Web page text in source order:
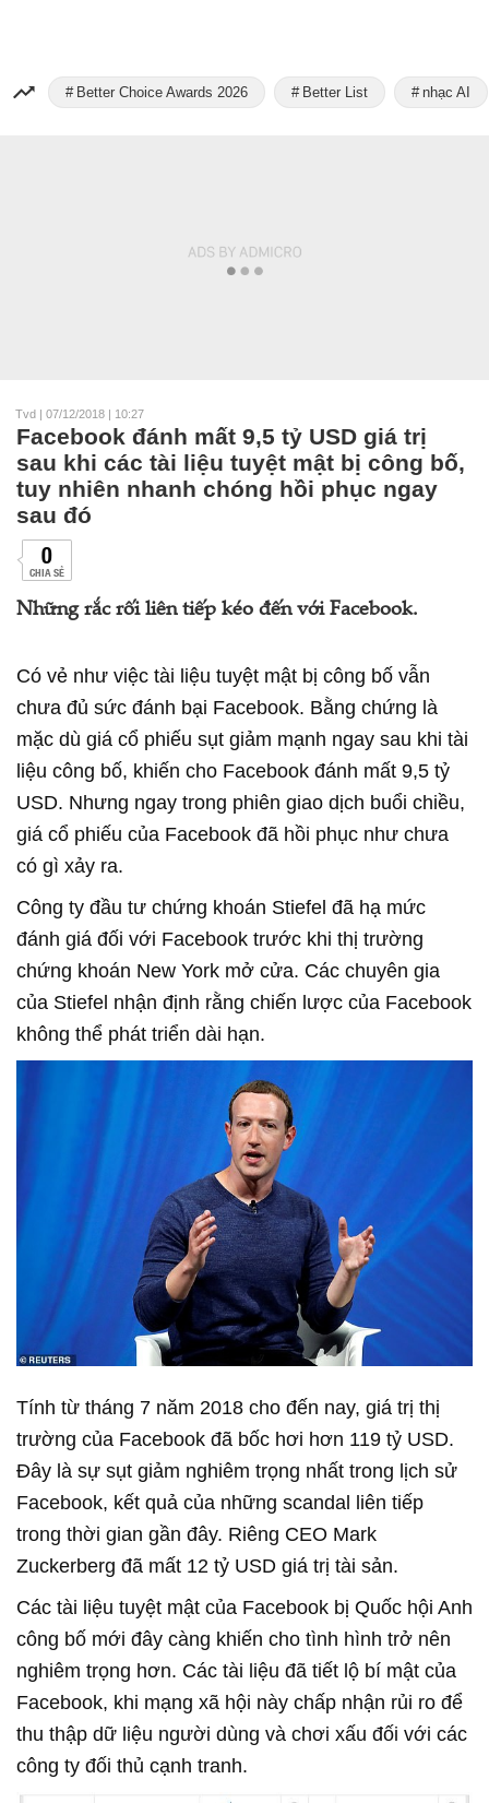
Better Choice Awards 2026 Better List nhạc AI
Tvd | 07/12/2018 | 10:27
Facebook đánh mất 9,5 tỷ USD giá trị
sau khi các tài liệu tuyệt mật bị công bố,
tuy nhiên nhanh chóng hồi phục ngay
sau đó
0
CHIA SẺ
Những rắc rối liên tiếp kéo đến với Facebook.
Có vẻ như việc tài liệu tuyệt mật bị công bố vẫn
chưa đủ sức đánh bại Facebook. Bằng chứng là
mặc dù giá cổ phiếu sụt giảm mạnh ngay sau khi tài
liệu công bố, khiến cho Facebook đánh mất 9,5 tỷ
USD. Nhưng ngay trong phiên giao dịch buổi chiều,
giá cổ phiếu của Facebook đã hồi phục như chưa
có gì xảy ra.
Công ty đầu tư chứng khoán Stiefel đã hạ mức
đánh giá đối với Facebook trước khi thị trường
chứng khoán New York mở cửa. Các chuyên gia
của Stiefel nhận định rằng chiến lược của Facebook
không thể phát triển dài hạn.
Tính từ tháng 7 năm 2018 cho đến nay, giá trị thị
trường của Facebook đã bốc hơi hơn 119 tỷ USD.
Đây là sự sụt giảm nghiêm trọng nhất trong lịch sử
Facebook, kết quả của những scandal liên tiếp
trong thời gian gần đây. Riêng CEO Mark
Zuckerberg đã mất 12 tỷ USD giá trị tài sản.
Các tài liệu tuyệt mật của Facebook bị Quốc hội Anh
công bố mới đây càng khiến cho tình hình trở nên
nghiêm trọng hơn. Các tài liệu đã tiết lộ bí mật của
Facebook, khi mạng xã hội này chấp nhận rủi ro để
thu thập dữ liệu người dùng và chơi xấu đối với các
công ty đối thủ cạnh tranh.